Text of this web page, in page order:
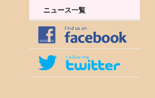
ニュース一覧